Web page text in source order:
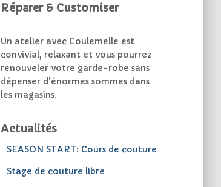
Réparer & Customiser
Un atelier avec Coulemelle est
convivial, relaxant et vous pourrez
renouveler votre garde-robe sans
dépenser d'énormes sommes dans
les magasins.
Actualités
SEASON START: Cours de couture
Stage de couture libre